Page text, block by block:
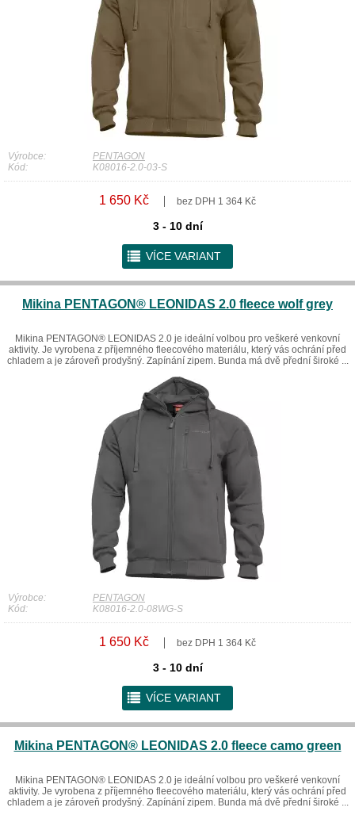
Výrobce:
PENTAGON
Kód:
K08016-2.0-03-S
1 650 Kč bez DPH 1 364 Kč
3 - 10 dní
r VÍCE VARIANT
Mikina PENTAGON® LEONIDAS 2.0 fleece wolf grey
Mikina PENTAGON® LEONIDAS 2.0 je ideální volbou pro veškeré venkovní
aktivity. Je vyrobena z příjemného fleecového materiálu, který vás ochrání před
chladem a je zároveň prodyšný. Zapínání zipem. Bunda má dvě přední široké ...
Výrobce:
PENTAGON
Kód:
K08016-2.0-08WG-S
1 650 Kč bez DPH 1 364 Kč
3 - 10 dní
r VÍCE VARIANT
Mikina PENTAGON® LEONIDAS 2.0 fleece camo green
Mikina PENTAGON® LEONIDAS 2.0 je ideální volbou pro veškeré venkovní
aktivity. Je vyrobena z příjemného fleecového materiálu, který vás ochrání před
chladem a je zároveň prodyšný. Zapínání zipem. Bunda má dvě přední široké ...